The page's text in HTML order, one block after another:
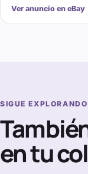
Ver anuncio en eBay
SIGUE EXPLORANDO
en tu